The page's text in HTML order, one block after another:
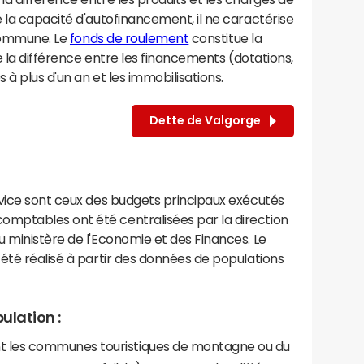
capacité d'autofinancement, il ne caractérise
Le fonds de roulement constitue la
la différence entre les financements (dotations,
plus d'un an et les immobilisations.
Dette de Valgorge
sont ceux des budgets principaux exécutés
ont été centralisées par la direction
ministère de l'Economie et des Finances. Le
réalisé à partir des données de populations
:
communes touristiques de montagne ou du